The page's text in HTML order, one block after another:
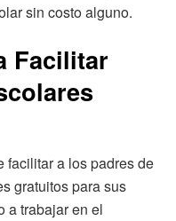
sin costo alguno.
Facilitar
facilitar a los padres de
gratuitos para sus
a trabajar en el